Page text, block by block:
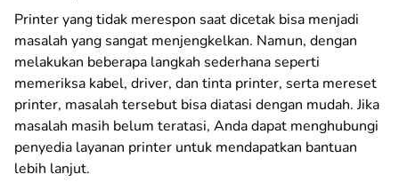
Printer yang tidak merespon saat dicetak bisa menjadi
masalah yang sangat menjengkelkan. Namun, dengan
melakukan beberapa langkah sederhana seperti
memeriksa kabel, driver, dan tinta printer, serta mereset
printer, masalah tersebut bisa diatasi dengan mudah. Jika
masalah masih belum teratasi, Anda dapat menghubungi
penyedia layanan printer untuk mendapatkan bantuan
lebih lanjut.